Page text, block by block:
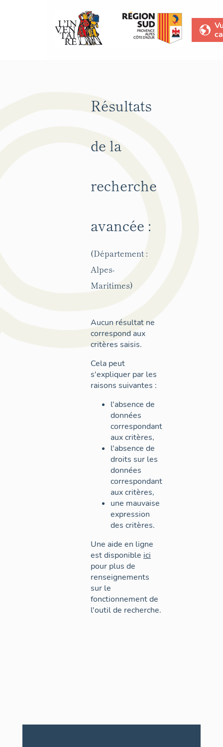
Résultats
de la
recherche
avancée :
(Département :
Alpes-
Maritimes)
Aucun résultat ne
correspond aux
critères saisis.
Cela peut
s'expliquer par les
raisons suivantes :
l'absence de
données
correspondant
aux critères,
l'absence de
droits sur les
données
correspondant
aux critères,
une mauvaise
expression
des critères.
Une aide en ligne
est disponible ici
pour plus de
renseignements
sur le
fonctionnement de
l'outil de recherche.